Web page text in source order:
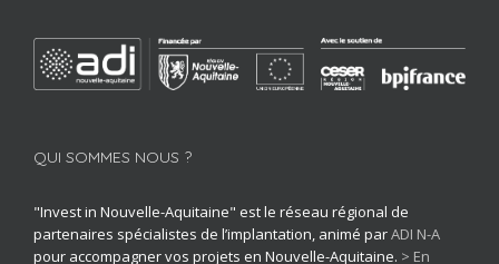
QUI SOMMES NOUS ?
"Invest in Nouvelle-Aquitaine" est le réseau régional de
partenaires spécialistes de l’implantation, animé parADI N-A
pour accompagner vos projets en Nouvelle-Aquitaine. > En